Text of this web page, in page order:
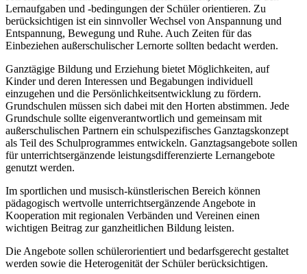
Lernaufgaben und -bedingungen der Schüler orientieren. Zu
berücksichtigen ist ein sinnvoller Wechsel von Anspannung und
Entspannung, Bewegung und Ruhe. Auch Zeiten für das
Einbeziehen außerschulischer Lernorte sollten bedacht werden.
Ganztägige Bildung und Erziehung bietet Möglichkeiten, auf
Kinder und deren Interessen und Begabungen individuell
einzugehen und die Persönlichkeitsentwicklung zu fördern.
Grundschulen müssen sich dabei mit den Horten abstimmen. Jede
Grundschule sollte eigenverantwortlich und gemeinsam mit
außerschulischen Partnern ein schulspezifisches Ganztagskonzept
als Teil des Schulprogrammes entwickeln. Ganztagsangebote sollen
für unterrichtsergänzende leistungsdifferenzierte Lernangebote
genutzt werden.
Im sportlichen und musisch-künstlerischen Bereich können
pädagogisch wertvolle unterrichtsergänzende Angebote in
Kooperation mit regionalen Verbänden und Vereinen einen
wichtigen Beitrag zur ganzheitlichen Bildung leisten.
Die Angebote sollen schülerorientiert und bedarfsgerecht gestaltet
werden sowie die Heterogenität der Schüler berücksichtigen.